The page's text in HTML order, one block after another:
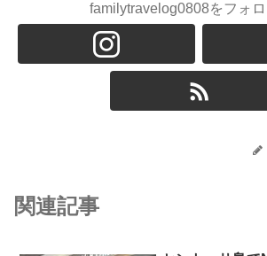
familytravelog0808をフォ
関連記事